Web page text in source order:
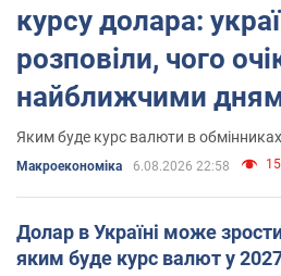
курсу долара:
розповіли, чого
найближчими
Яким буде курс валюти в обмінниках
Mакроекономіка 6.08.2026 22:58
Долар в Україні може
яким буде курс валют у